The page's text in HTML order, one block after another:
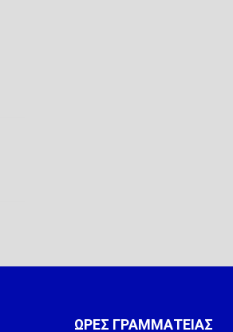
ΩΡΕΣ ΓΡΑΜΜΑΤΕΙΑΣ